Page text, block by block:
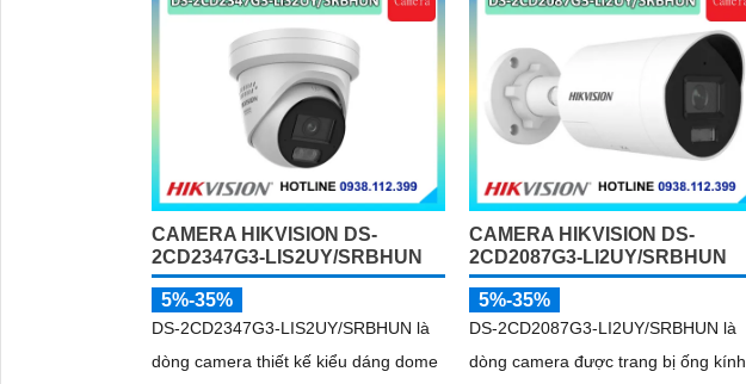
điều kiện ánh sáng yếu, ống kính có
độ phân giải 4
CAMERA HIKVISION DS-
2CD2347G3-LIS2UY/SRBHUN
5%-35%
DS-2CD2347G3-LIS2UY/SRBHUN là
dòng camera thiết kế kiểu dáng dome
CAMERA HIKVISION DS-
2CD2087G3-LI2UY/SRBHUN
5%-35%
DS-2CD2087G3-LI2UY/SRBHUN là
dòng camera được trang bị ống kính